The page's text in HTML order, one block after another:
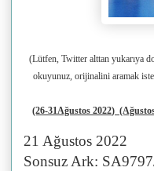
(Lütfen, Twitter alttan yukarıya
okuyunuz, orijinalini aramak
(26-31Ağustos 2022)
21 Ağustos 2022
Sonsuz Ark: